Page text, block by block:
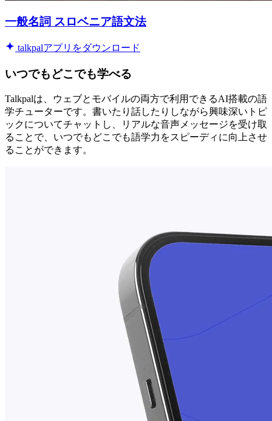
一般名詞 スロベニア語文法
talkpalアプリをダウンロード
いつでもどこでも学べる
Talkpalは、ウェブとモバイルの両方で利用できるAI搭載の語
学チューターです。書いたり話したりしながら興味深いトピ
ックについてチャットし、リアルな音声メッセージを受け取
ることで、いつでもどこでも語学力をスピーディに向上させ
ることができます。